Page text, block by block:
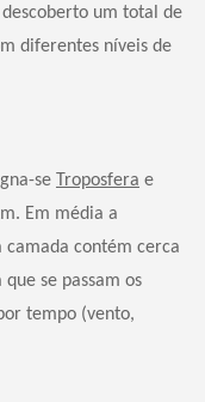
um total de
diferentes níveis de
se Troposfera e
Em média a
camada contém cerca
se passam os
tempo (vento,